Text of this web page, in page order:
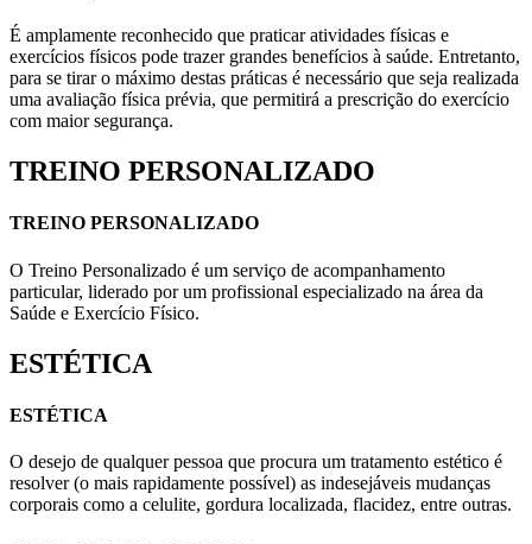
É amplamente reconhecido que praticar atividades físicas e
exercícios físicos pode trazer grandes benefícios à saúde. Entretanto,
para se tirar o máximo destas práticas é necessário que seja realizada
uma avaliação física prévia, que permitirá a prescrição do exercício
com maior segurança.
TREINO PERSONALIZADO
TREINO PERSONALIZADO
O Treino Personalizado é um serviço de acompanhamento
particular, liderado por um profissional especializado na área da
Saúde e Exercício Físico.
ESTÉTICA
ESTÉTICA
O desejo de qualquer pessoa que procura um tratamento estético é
resolver (o mais rapidamente possível) as indesejáveis mudanças
corporais como a celulite, gordura localizada, flacidez, entre outras.